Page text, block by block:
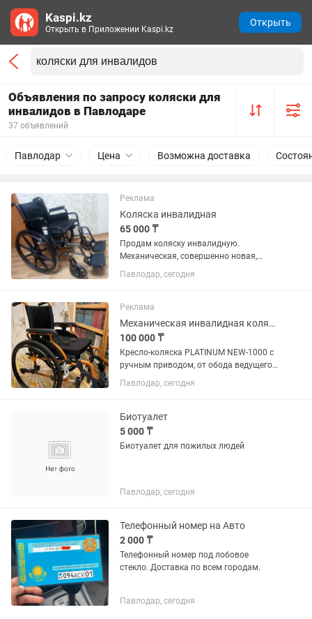
Объявления по запросу коляски для
инвалидов в Павлодаре
37 объявлений
Павлодар Цена Возможна доставка
Реклама
Коляска инвалидная
65 000 ₸
Продам коляску инвалидную.
Механическая, совершенно новая,
комнатная. Не использовалась.
Павлодар, сегодня
Реклама
Механическая инвалидная коляска Platinum 1000
100 000 ₸
Кресло-коляска PLATINUM NEW-1000 с
ручным приводом, от обода ведущего
колеса, предназначена для людей с
частичной утратой функции опорно-
передвижении в помещении и при...
Павлодар, сегодня
Биотуалет
5 000 ₸
Биотуалет для пожилых людей
Павлодар, сегодня
Телефонный номер на Авто
2 000 ₸
Телефонный номер под лобовое
стекло. Доставка по всем городам.
Павлодар, сегодня
Kaspi.kz
Открыть в Приложении Kaspi.kz
Открыть